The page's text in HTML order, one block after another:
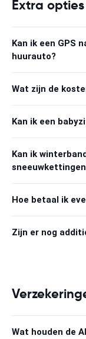
Extra
Kan ik een GPS
huurauto?
Wat zijn de
Kan ik een
Kan ik
Hoe betaal ik
Zijn er nog
Wat houden de